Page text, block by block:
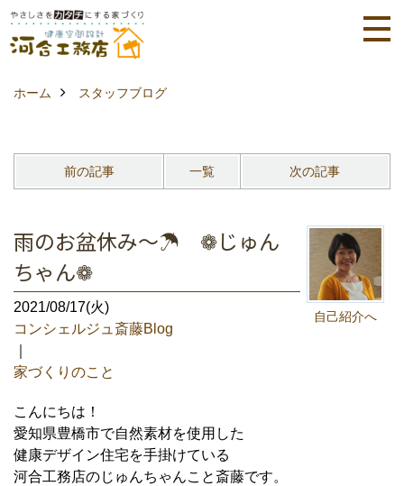
ホーム スタッフブログ
前の記事 一覧 次の記事
自己紹介へ
雨のお盆休み～☂ ❁じゅん
ちゃん❁
2021/08/17(火)
コンシェルジュ斎藤Blog
家づくりのこと
こんにちは！
愛知県豊橋市で自然素材を使用した
健康デザイン住宅を手掛けている
河合工務店のじゅんちゃんこと斎藤です。